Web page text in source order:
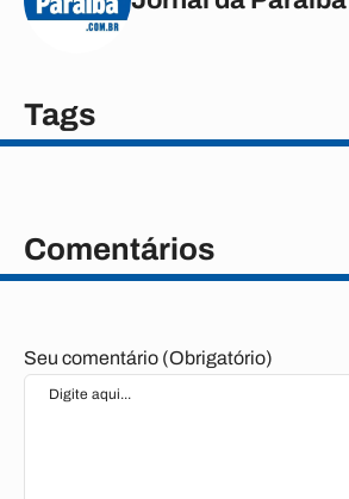
Tags
Comentários
Seu comentário (Obrigatório)